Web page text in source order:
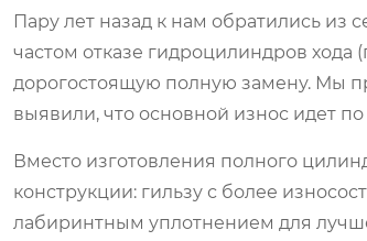
Пару лет назад к нам обратились
частом отказе гидроцилиндров
дорогостоящую полную замену. Мы
выявили, что основной износ идет
Вместо изготовления полного
конструкции: гильзу с более
лабиринтным уплотнением для